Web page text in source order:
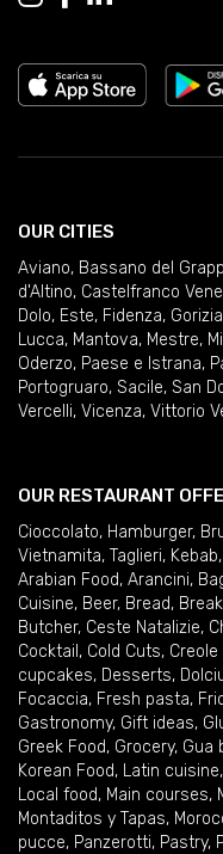
OUR CITIES
Aviano, Bassano del
d'Altino, Castelfranco
Dolo, Este, Fidenza, Gorizia
Lucca, Mantova, Mestre,
Oderzo, Paese e Istrana,
Portogruaro, Sacile, San
Vercelli, Vicenza, Vittorio
OUR RESTAURANT
Cioccolato, Hamburger,
Vietnamita, Taglieri, Kebab,
Arabian Food, Arancini,
Cuisine, Beer, Bread,
Butcher, Ceste Natalizie,
Cocktail , Cold Cuts,
cupcakes, Desserts,
Focaccia, Fresh pasta,
Gastronomy, Gift ideas,
Greek Food, Grocery, Gua
Korean Food, Latin cuisine,
Local food, Main courses,
Montaditos y Tapas,
pucce, Panzerotti, Pastry,